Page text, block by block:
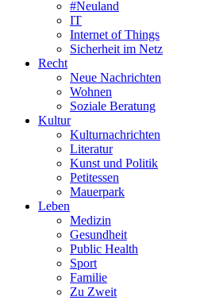
#Neuland
IT
Internet of Things
Sicherheit im Netz
Recht
Neue Nachrichten
Wohnen
Soziale Beratung
Kultur
Kulturnachrichten
Literatur
Kunst und Politik
Petitessen
Mauerpark
Leben
Medizin
Gesundheit
Public Health
Sport
Familie
Zu Zweit